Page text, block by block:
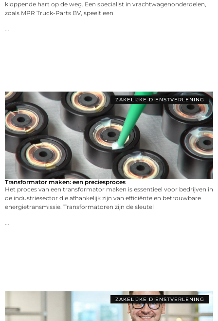
kloppende hart op de weg. Een specialist in vrachtwagenonderdelen,
zoals MPR Truck-Parts BV, speelt een
ZAKELIJKE DIENSTVERLENING
Transformator maken: een preciesproces
Het proces van een transformator maken is essentieel voor bedrijven in
de industriesector die afhankelijk zijn van efficiënte en betrouwbare
energietransmissie. Transformatoren zijn de sleutel
ZAKELIJKE DIENSTVERLENING